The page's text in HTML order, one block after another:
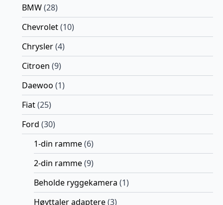
BMW(28)
Chevrolet(10)
Chrysler(4)
Citroen (9)
Daewoo (1)
Fiat(25)
Ford (30)
1-din ramme(6)
2-din ramme(9)
Beholde ryggekamera (1)
Høyttaler adaptere(3)